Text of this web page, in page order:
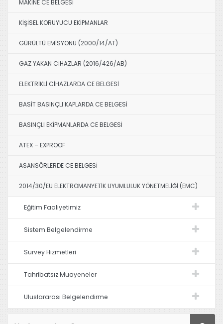
MAKİNE CE BELGESİ
KİŞİSEL KORUYUCU EKİPMANLAR
GÜRÜLTÜ EMİSYONU (2000/14/AT)
GAZ YAKAN CİHAZLAR (2016/426/AB)
ELEKTRİKLİ CİHAZLARDA CE BELGESİ
BASİT BASINÇLI KAPLARDA CE BELGESİ
BASINÇLI EKİPMANLARDA CE BELGESİ
ATEX – EXPROOF
ASANSÖRLERDE CE BELGESİ
2014/30/EU ELEKTROMANYETİK UYUMLULUK YÖNETMELİĞİ (EMC)
Eğitim Faaliyetimiz
Sistem Belgelendirme
Survey Hizmetleri
Tahribatsız Muayeneler
Uluslararası Belgelendirme